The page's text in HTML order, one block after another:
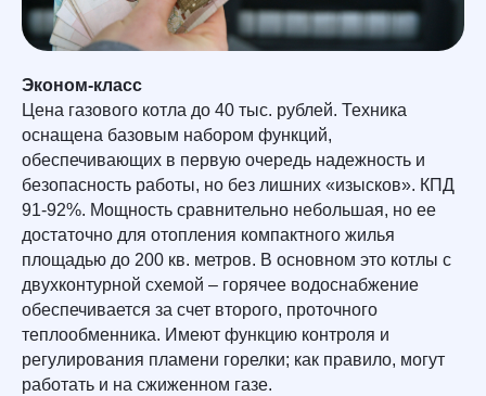
Эконом-класс
Цена газового котла до 40 тыс. рублей. Техника
оснащена базовым набором функций,
обеспечивающих в первую очередь надежность и
безопасность работы, но без лишних «изысков». КПД
91-92%. Мощность сравнительно небольшая, но ее
достаточно для отопления компактного жилья
площадью до 200 кв. метров. В основном это котлы с
двухконтурной схемой – горячее водоснабжение
обеспечивается за счет второго, проточного
теплообменника. Имеют функцию контроля и
регулирования пламени горелки; как правило, могут
работать и на сжиженном газе.